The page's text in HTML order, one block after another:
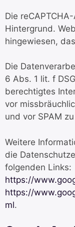
Die
Hintergrund.
hingewiesen,
Die
6 Abs. 1 lit. f
berechtigtes
vor
und vor SPAM
Weitere
die
folgenden Links:
https://
https://
ml.